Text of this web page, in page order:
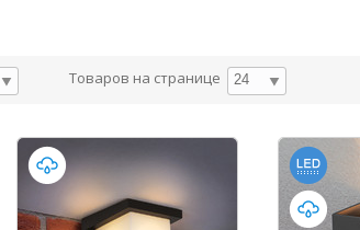
Товаров на странице 24